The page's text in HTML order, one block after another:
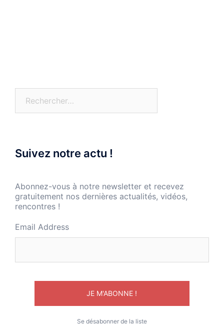
Suivez notre actu !
Abonnez-vous à notre newsletter et recevez
gratuitement nos dernières actualités, vidéos,
rencontres !
Email Address
Se désabonner de la liste